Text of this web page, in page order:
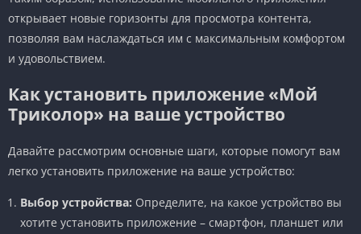
открывает новые горизонты для просмотра контента,
позволяя вам наслаждаться им с максимальным комфортом
и удовольствием.
Как установить приложение «Мой
Триколор» на ваше устройство
Давайте рассмотрим основные шаги, которые помогут вам
легко установить приложение на ваше устройство:
Выбор устройства: Определите, на какое устройство вы
хотите установить приложение – смартфон, планшет или